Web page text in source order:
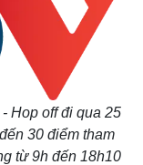
Hop off đi qua 25
30 điểm tham
từ 9h đến 18h10